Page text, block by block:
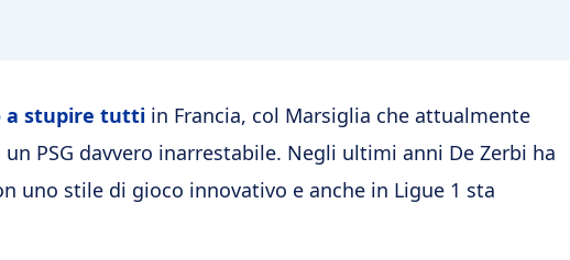
a stupire tutti in Francia, col Marsiglia che attualmente
PSG davvero inarrestabile. Negli ultimi anni De Zerbi ha
uno stile di gioco innovativo e anche in Ligue 1 sta